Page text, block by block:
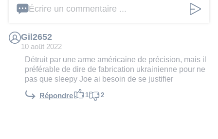
Écrire un commentaire ...
Gil2652
10 août 2022
Détruit par une arme américaine de précision, mais il
préférable de dire de fabrication ukrainienne pour ne
pas que sleepy Joe ai besoin de se justifier
Répondre 1 2